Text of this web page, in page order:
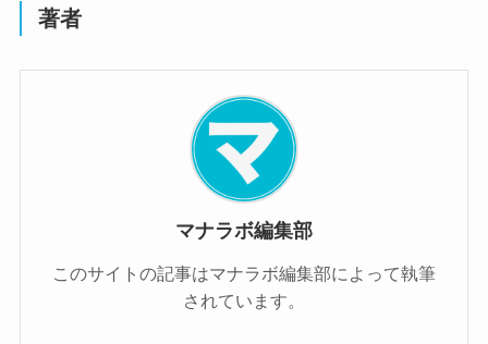
著者
マナラボ編集部
このサイトの記事はマナラボ編集部によって執筆
されています。